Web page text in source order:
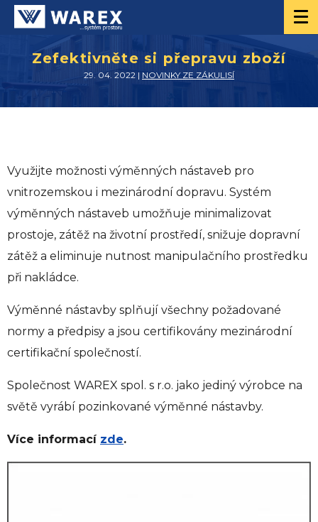
Zefektivněte si přepravu zboží
29. 04. 2022 | NOVINKY ZE ZÁKULISÍ
Využijte možnosti výměnných nástaveb pro
vnitrozemskou i mezinárodní dopravu. Systém
výměnných nástaveb umožňuje minimalizovat
prostoje, zátěž na životní prostředí, snižuje dopravní
zátěž a eliminuje nutnost manipulačního prostředku
při nakládce.
Výměnné nástavby splňují všechny požadované
normy a předpisy a jsou certifikovány mezinárodní
certifikační společností.
Společnost WAREX spol. s r.o. jako jediný výrobce na
světě vyrábí pozinkované výměnné nástavby.
Více informací zde.